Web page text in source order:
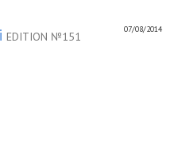
07/08/2014
EDITION №151